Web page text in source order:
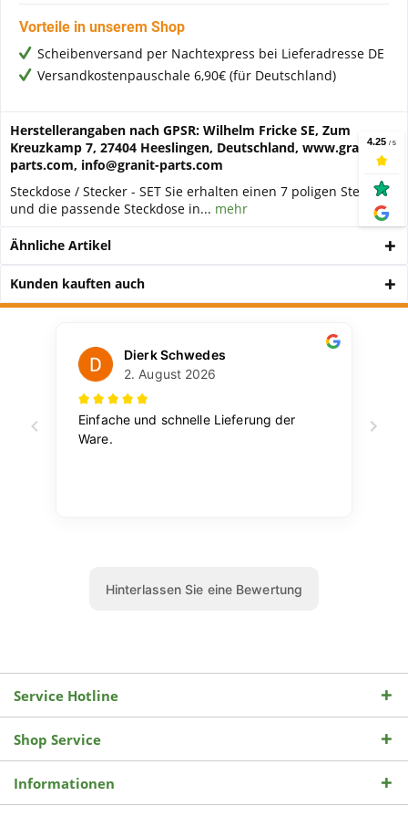
Vorteile in unserem Shop
Scheibenversand per Nachtexpress bei Lieferadresse DE
Versandkostenpauschale 6,90€ (für Deutschland)
Herstellerangaben nach GPSR: Wilhelm Fricke SE, Zum
Kreuzkamp 7, 27404 Heeslingen, Deutschland, www.granit-
parts.com, info@granit-parts.com
Steckdose / Stecker - SET Sie erhalten einen 7 poligen Stecker
und die passende Steckdose in... mehr
Ähnliche Artikel
Kunden kauften auch
Service Hotline
Shop Service
Informationen